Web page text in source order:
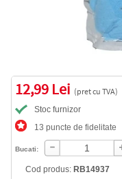
12,99 Lei (pret cu TVA)
Stoc furnizor
13 puncte de fidelitate
Bucati:
Cod produs: RB14937